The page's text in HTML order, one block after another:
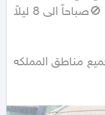
صباحاً الى 8 ليلاً🚫
مناطق المملكه